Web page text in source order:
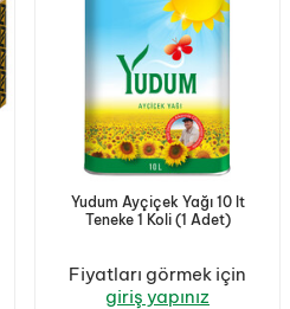
Yudum Ayçiçek Yağı 10 lt
Teneke 1 Koli (1 Adet)
Fiyatları görmek için
giriş yapınız